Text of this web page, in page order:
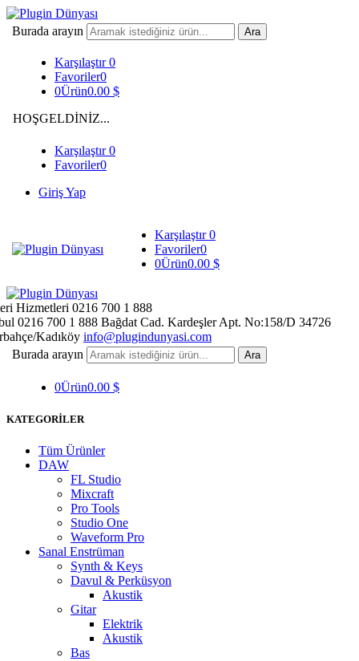
Burada arayın
Karşılaştır0
Favoriler0
0Ürün0.00 $
HOŞGELDİNİZ...
Karşılaştır0
Favoriler0
Giriş Yap
Karşılaştır0
Favoriler0
0Ürün0.00 $
Hizmetleri 0216 700 1 888
0216 700 1 888 Bağdat Cad. Kardeşler Apt. No:158/D 34726
Kadıköy info@plugindunyasi.com
Burada arayın
0Ürün0.00 $
KATEGORİLER
Tüm Ürünler
DAW
FL Studio
Mixcraft
Pro Tools
Studio One
Waveform Pro
Sanal Enstrüman
Synth & Keys
Davul & Perküsyon
Akustik
Gitar
Elektrik
Akustik
Bas